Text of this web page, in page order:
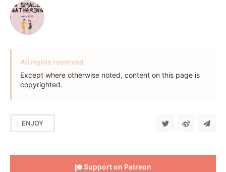
All rights reserved
Except where otherwise noted, content on this page is
copyrighted.
ENJOY
Support on Patreon